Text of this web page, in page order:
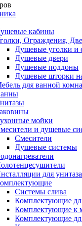
кабины
Ограждения,
Душевые уголки и
Душевые двери
Душевые поддоны
Душевые шторки
для ванной
мойки
и душевые
Смесители
Душевые системы
для унитаза
Системы слива
Комплектующие
Комплектующие к
Комплектующие